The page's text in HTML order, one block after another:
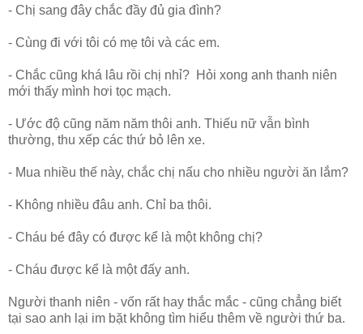
- Chị sang đây chắc đầy đủ gia đình?
- Cùng đi với tôi có mẹ tôi và các em.
- Chắc cũng khá lâu rồi chị nhỉ? Hỏi xong anh thanh niên
mới thấy mình hơi tọc mạch.
- Ước độ cũng năm năm thôi anh. Thiếu nữ vẫn bình
thường, thu xếp các thứ bỏ lên xe.
- Mua nhiều thế này, chắc chị nấu cho nhiều người ăn lắm?
- Không nhiều đâu anh. Chỉ ba thôi.
- Cháu bé đây có được kể là một không chị?
- Cháu được kể là một đấy anh.
Người thanh niên - vốn rất hay thắc mắc - cũng chẳng biết
tại sao anh lại im bặt không tìm hiểu thêm về người thứ ba.